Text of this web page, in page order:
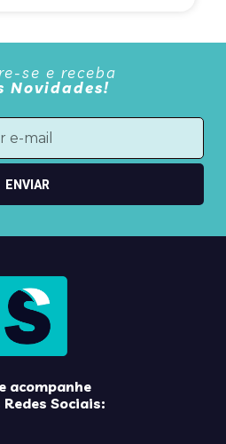
se e receba
Novidades!
ENVIAR
acompanhe
Sociais: